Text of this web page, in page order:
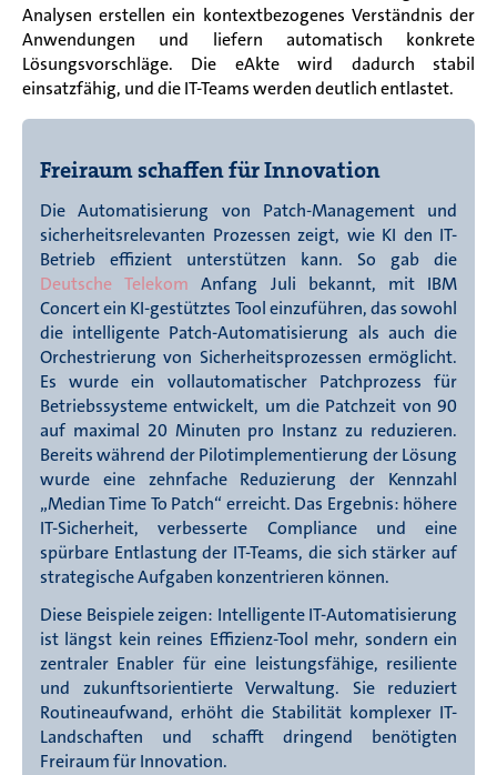
Analysen erstellen ein kontextbezogenes Verständnis der
Anwendungen und liefern automatisch konkrete
Lösungsvorschläge. Die eAkte wird dadurch stabil
einsatzfähig, und die IT-Teams werden deutlich entlastet.
Freiraum schaffen für Innovation
Die Automatisierung von Patch-Management und
sicherheitsrelevanten Prozessen zeigt, wie KI den IT-
Betrieb effizient unterstützen kann. So gab die
Deutsche Telekom Anfang Juli bekannt, mit IBM
Concert ein KI-gestütztes Tool einzuführen, das sowohl
die intelligente Patch-Automatisierung als auch die
Orchestrierung von Sicherheitsprozessen ermöglicht.
Es wurde ein vollautomatischer Patchprozess für
Betriebssysteme entwickelt, um die Patchzeit von 90
auf maximal 20 Minuten pro Instanz zu reduzieren.
Bereits während der Pilotimplementierung der Lösung
wurde eine zehnfache Reduzierung der Kennzahl
„Median Time To Patch“ erreicht. Das Ergebnis: höhere
IT-Sicherheit, verbesserte Compliance und eine
spürbare Entlastung der IT-Teams, die sich stärker auf
strategische Aufgaben konzentrieren können.
Diese Beispiele zeigen: Intelligente IT-Automatisierung
ist längst kein reines Effizienz-Tool mehr, sondern ein
zentraler Enabler für eine leistungsfähige, resiliente
und zukunftsorientierte Verwaltung. Sie reduziert
Routineaufwand, erhöht die Stabilität komplexer IT-
Landschaften und schafft dringend benötigten
Freiraum für Innovation.